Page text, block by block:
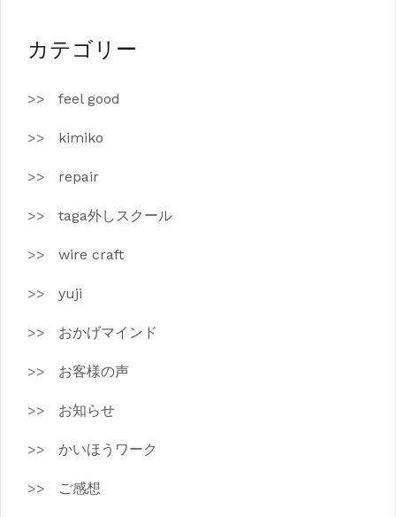
ブ
カテゴリー
feel good
kimiko
repair
taga外しスクール
wire craft
yuji
おかげマインド
お客様の声
お知らせ
かいほうワーク
ご感想